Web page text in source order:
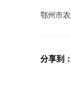
鄂州市
分享到：